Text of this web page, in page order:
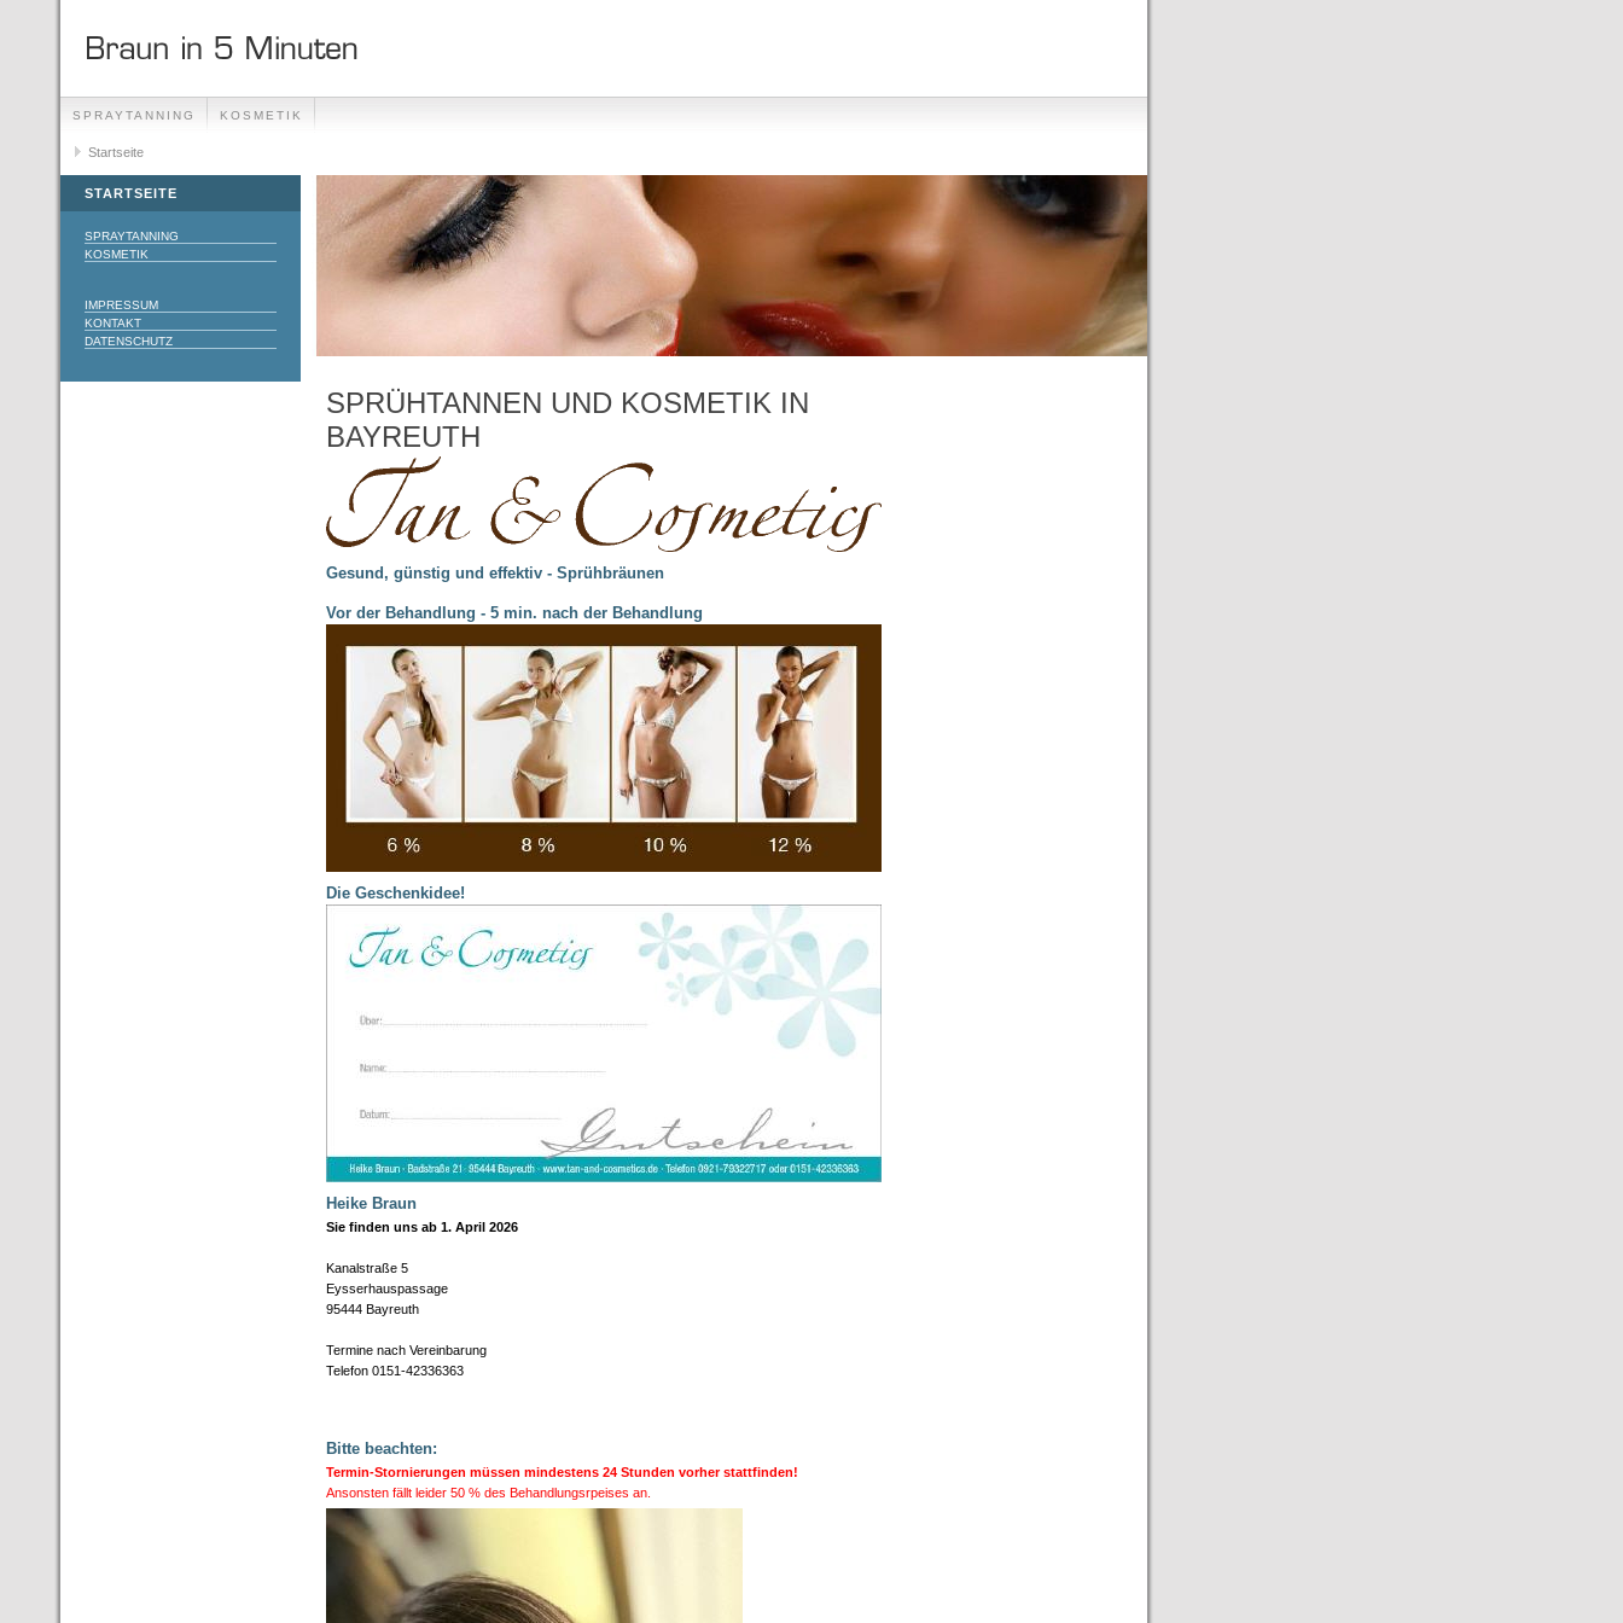
SPRAYTANNING KOSMETIK
Startseite
STARTSEITE
SPRAYTANNING
KOSMETIK
IMPRESSUM
KONTAKT
DATENSCHUTZ
SPRÜHTANNEN UND KOSMETIK IN
BAYREUTH
Gesund, günstig und effektiv - Sprühbräunen
Vor der Behandlung - 5 min. nach der Behandlung
Die Geschenkidee!
Heike Braun
Sie finden uns ab 1. April 2026
Kanalstraße 5
Eysserhauspassage
95444 Bayreuth
Termine nach Vereinbarung
Telefon 0151-42336363
Bitte beachten:
Termin-Stornierungen müssen mindestens 24 Stunden vorher stattfinden!
Ansonsten fällt leider 50 % des Behandlungsrpeises an.